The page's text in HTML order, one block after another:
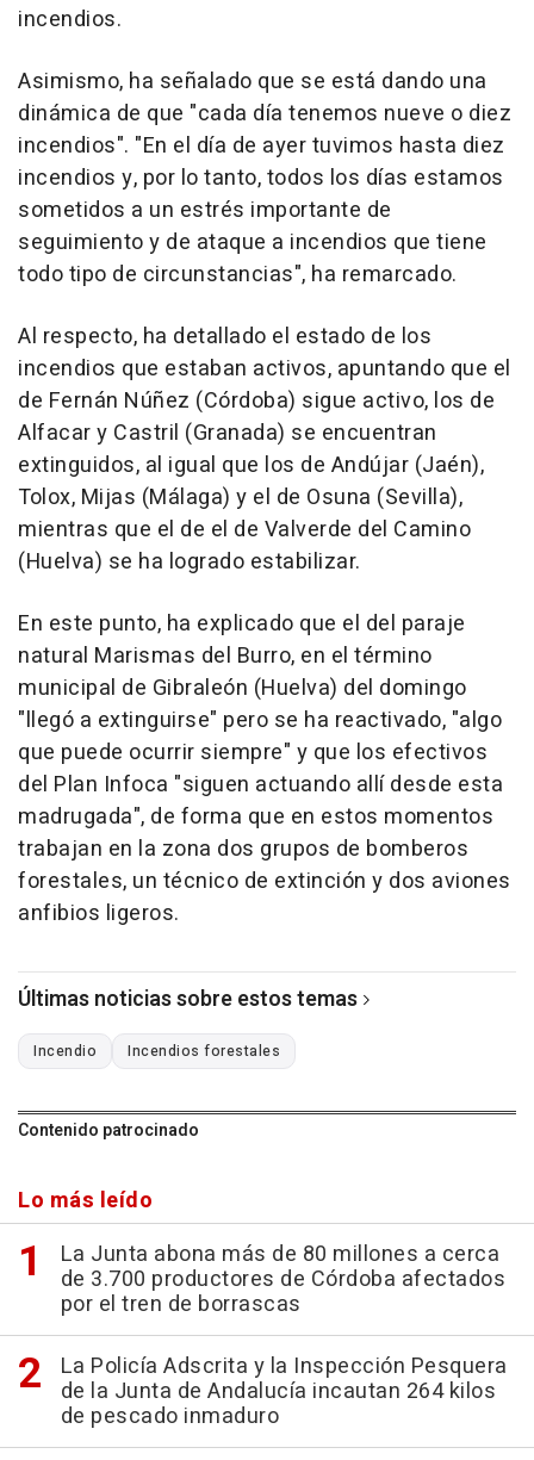
incendios.
Asimismo, ha señalado que se está dando una
dinámica de que "cada día tenemos nueve o diez
incendios". "En el día de ayer tuvimos hasta diez
incendios y, por lo tanto, todos los días estamos
sometidos a un estrés importante de
seguimiento y de ataque a incendios que tiene
todo tipo de circunstancias", ha remarcado.
Al respecto, ha detallado el estado de los
incendios que estaban activos, apuntando que el
de Fernán Núñez (Córdoba) sigue activo, los de
Alfacar y Castril (Granada) se encuentran
extinguidos, al igual que los de Andújar (Jaén),
Tolox, Mijas (Málaga) y el de Osuna (Sevilla),
mientras que el de el de Valverde del Camino
(Huelva) se ha logrado estabilizar.
En este punto, ha explicado que el del paraje
natural Marismas del Burro, en el término
municipal de Gibraleón (Huelva) del domingo
"llegó a extinguirse" pero se ha reactivado, "algo
que puede ocurrir siempre" y que los efectivos
del Plan Infoca "siguen actuando allí desde esta
madrugada", de forma que en estos momentos
trabajan en la zona dos grupos de bomberos
forestales, un técnico de extinción y dos aviones
anfibios ligeros.
Últimas noticias sobre estos temas
Incendio Incendios forestales
Contenido patrocinado
Lo más leído
La Junta abona más de 80 millones a cerca
de 3.700 productores de Córdoba afectados
por el tren de borrascas
La Policía Adscrita y la Inspección Pesquera
de la Junta de Andalucía incautan 264 kilos
de pescado inmaduro